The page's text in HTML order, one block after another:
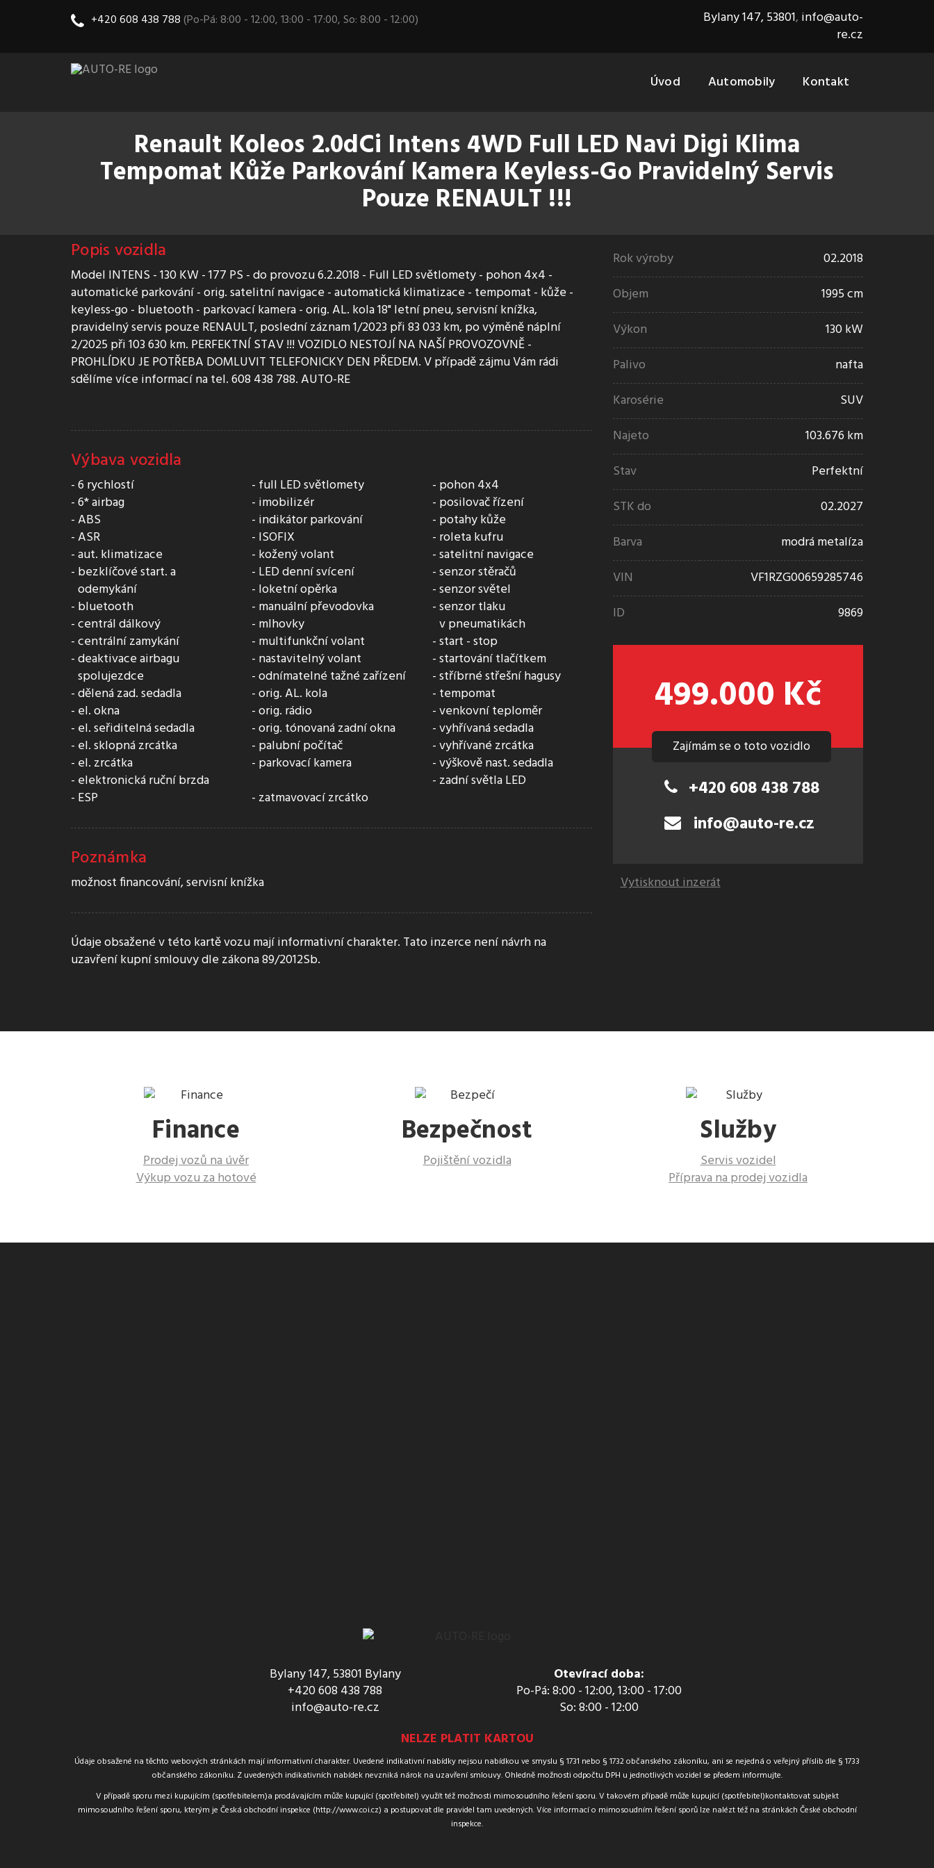
+420 608 438 788(Po-Pá: 8:00 - 12:00, 13:00 - 17:00, So: 8:00 - 12:00) Bylany 147, 53801, info@auto-
re.cz
Úvod Automobily Kontakt
Renault Koleos 2.0dCi Intens 4WD Full LED Navi Digi Klima
Tempomat Kůže Parkování Kamera Keyless-Go Pravidelný Servis
Pouze RENAULT !!!
Popis vozidla
Model INTENS - 130 KW - 177 PS - do provozu 6.2.2018 - Full LED světlomety - pohon 4x4 -
automatické parkování - orig. satelitní navigace - automatická klimatizace - tempomat - kůže -
keyless-go - bluetooth - parkovací kamera - orig. AL. kola 18" letní pneu, servisní knížka,
pravidelný servis pouze RENAULT, poslední záznam 1/2023 při 83 033 km, po výměně náplní
2/2025 při 103 630 km. PERFEKTNÍ STAV !!! VOZIDLO NESTOJÍ NA NAŠÍ PROVOZOVNĚ -
PROHLÍDKU JE POTŘEBA DOMLUVIT TELEFONICKY DEN PŘEDEM. V případě zájmu Vám rádi
sdělíme více informací na tel. 608 438 788. AUTO-RE
Výbava vozidla
6 rychlostí
6* airbag
ABS
ASR
aut. klimatizace
bezklíčové start. a
odemykání
bluetooth
centrál dálkový
centrální zamykání
deaktivace airbagu
spolujezdce
dělená zad. sedadla
el. okna
el. seřiditelná sedadla
el. sklopná zrcátka
el. zrcátka
elektronická ruční brzda
ESP
full LED světlomety
imobilizér
indikátor parkování
ISOFIX
kožený volant
LED denní svícení
loketní opěrka
manuální převodovka
mlhovky
multifunkční volant
nastavitelný volant
odnímatelné tažné zařízení
orig. AL. kola
orig. rádio
orig. tónovaná zadní okna
palubní počítač
parkovací kamera
pohon 4x4
posilovač řízení
potahy kůže
roleta kufru
satelitní navigace
senzor stěračů
senzor světel
senzor tlaku
v pneumatikách
start - stop
startování tlačítkem
stříbrné střešní hagusy
tempomat
venkovní teploměr
vyhřívaná sedadla
vyhřívané zrcátka
výškově nast. sedadla
zadní světla LED
zatmavovací zrcátko
Poznámka
možnost financování, servisní knížka
Údaje obsažené v této kartě vozu mají informativní charakter. Tato inzerce není návrh na
uzavření kupní smlouvy dle zákona 89/2012Sb.
Rok výroby
02.2018
Objem
1995 cm
Výkon
130 kW
Palivo
nafta
Karosérie
SUV
Najeto
103.676 km
Stav
Perfektní
STK do
02.2027
Barva
modrá metalíza
VIN
VF1RZG00659285746
ID
9869
499.000 Kč
Zajímám se o toto vozidlo
+420 608 438 788
info@auto-re.cz
Vytisknout inzerát
Finance
Prodej vozů na úvěr
Výkup vozu za hotové
Bezpečnost
Pojištění vozidla
Služby
Servis vozidel
Příprava na prodej vozidla
Bylany 147, 53801 Bylany
+420 608 438 788
info@auto-re.cz
Otevírací doba:
Po-Pá: 8:00 - 12:00, 13:00 - 17:00
So: 8:00 - 12:00
NELZE PLATIT KARTOU
Údaje obsažené na těchto webových stránkách mají informativní charakter. Uvedené indikativní nabídky nejsou nabídkou ve smyslu § 1731 nebo § 1732 občanského zákoníku, ani se nejedná o veřejný příslib dle § 1733
občanského zákoníku. Z uvedených indikativních nabídek nevzniká nárok na uzavření smlouvy. Ohledně možnosti odpočtu DPH u jednotlivých vozidel se předem informujte.
V případě sporu mezi kupujícím (spotřebitelem)a prodávajícím může kupující (spotřebitel) využít též možnosti mimosoudního řešení sporu. V takovém případě může kupující (spotřebitel)kontaktovat subjekt
mimosoudního řešení sporu, kterým je Česká obchodní inspekce (http://www.coi.cz) a postupovat dle pravidel tam uvedených. Více informací o mimosoudním řešení sporů lze nalézt též na stránkách České obchodní
inspekce.